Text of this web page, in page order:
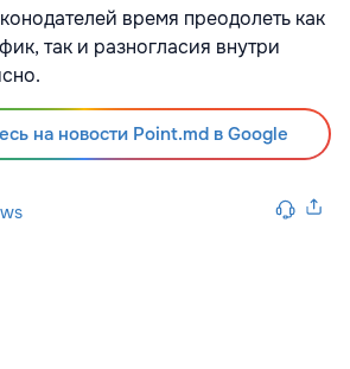
время преодолеть как
так и разногласия внутри
на новости Point.md в Google